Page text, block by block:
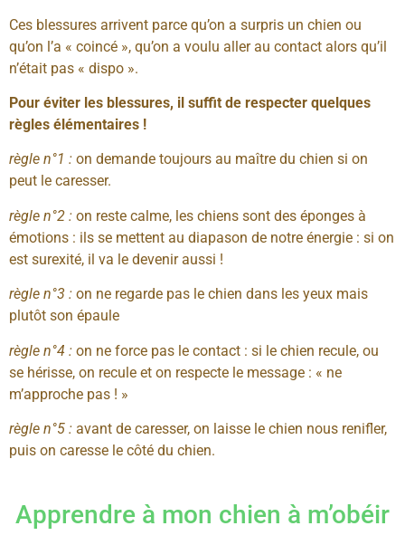
Ces blessures arrivent parce qu’on a surpris un chien ou
qu’on l’a « coincé », qu’on a voulu aller au contact alors qu’il
n’était pas « dispo ».
Pour éviter les blessures, il suffit de respecter quelques
règles élémentaires !
règle n°1 : on demande toujours au maître du chien si on
peut le caresser.
règle n°2 : on reste calme, les chiens sont des éponges à
émotions : ils se mettent au diapason de notre énergie : si on
est surexité, il va le devenir aussi !
règle n°3 : on ne regarde pas le chien dans les yeux mais
plutôt son épaule
règle n°4 : on ne force pas le contact : si le chien recule, ou
se hérisse, on recule et on respecte le message : « ne
m’approche pas ! »
règle n°5 : avant de caresser, on laisse le chien nous renifler,
puis on caresse le côté du chien.
Apprendre à mon chien à m’obéir